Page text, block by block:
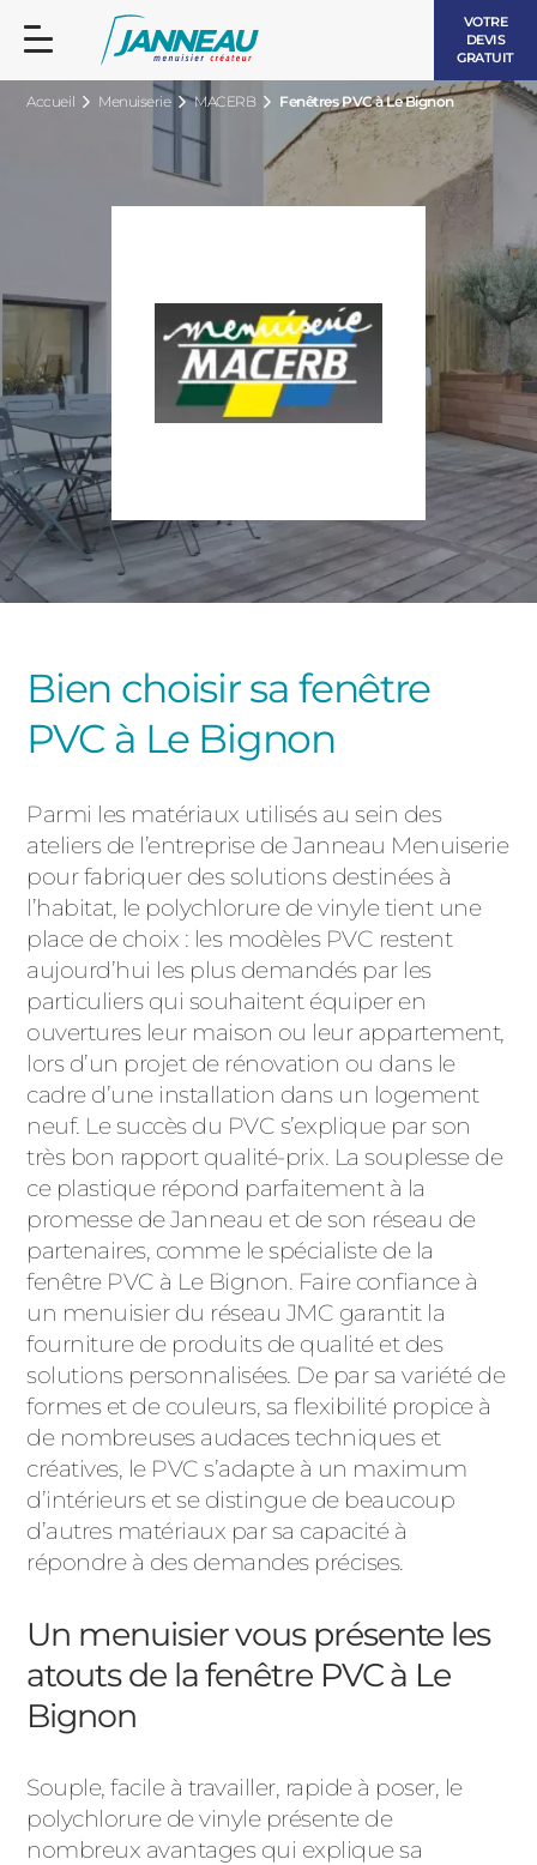
VOTRE
DEVIS
GRATUIT
Accueil Menuiserie MACERB Fenêtres PVC à Le Bignon
Bien choisir sa fenêtre
PVC à Le Bignon
Parmi les matériaux utilisés au sein des
ateliers de l’entreprise de Janneau Menuiserie
pour fabriquer des solutions destinées à
l’habitat, le polychlorure de vinyle tient une
place de choix : les modèles PVC restent
aujourd’hui les plus demandés par les
particuliers qui souhaitent équiper en
ouvertures leur maison ou leur appartement,
lors d’un projet de rénovation ou dans le
cadre d’une installation dans un logement
neuf. Le succès du PVC s’explique par son
très bon rapport qualité-prix. La souplesse de
ce plastique répond parfaitement à la
promesse de Janneau et de son réseau de
partenaires, comme le spécialiste de la
fenêtre PVC à Le Bignon. Faire confiance à
un menuisier du réseau JMC garantit la
fourniture de produits de qualité et des
solutions personnalisées. De par sa variété de
formes et de couleurs, sa flexibilité propice à
de nombreuses audaces techniques et
créatives, le PVC s’adapte à un maximum
d’intérieurs et se distingue de beaucoup
d’autres matériaux par sa capacité à
répondre à des demandes précises.
Un menuisier vous présente les
atouts de la fenêtre PVC à Le
Bignon
Souple, facile à travailler, rapide à poser, le
polychlorure de vinyle présente de
nombreux avantages qui explique sa
BOIS
ALUMINIUM
ACIER
BAIES VITRÉES
PORTES D’ENTRÉELES INTEMPORELLES
VOLETS ROULANTS
PERGOLAS
PORTAILS ET PORTILLONS
CLÔTURES